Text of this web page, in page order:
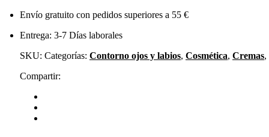
Envío gratuito con pedidos superiores a 55 €
Entrega: 3-7 Días laborales
SKU: Categorías: Contorno ojos y labios, Cosmética, Cremas,
Compartir: